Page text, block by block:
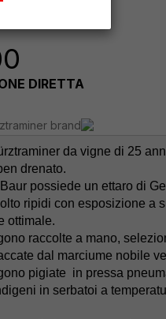
DIRETTA
da vigne di 25
drenato.
Baur possiede un ettaro di
ripidi con esposizione a
ottimale.
raccolte a mano,
dal marciume nobile
pigiate  in pressa
in serbatoi a